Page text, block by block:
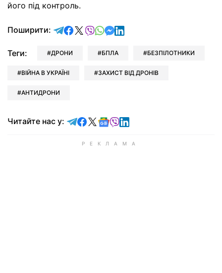
його під контроль.
Поширити: відправити у Telegram
поділитись у Facebook
поділитись у X
відправити у Viber
відправити у Whatsapp
відправити у Messenger
відправити у LinkedIn
Теги: ДРОНИ БПЛА БЕЗПІЛОТНИКИ
ВІЙНА В УКРАЇНІ ЗАХИСТ ВІД ДРОНІВ
АНТИДРОНИ
Читайте нас у: Читайте у Telegram
Читайте у Facebook
Читайте у X
Читайте у Google news
Читайте у Viber
Читайте у LinkedIn